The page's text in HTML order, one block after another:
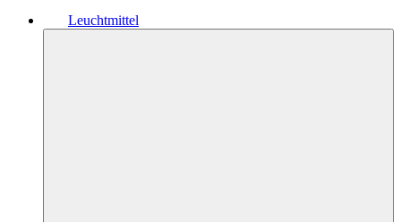
Leuchtmittel